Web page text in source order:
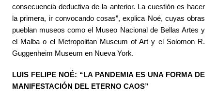
consecuencia deductiva de la anterior. La cuestión es hacer
la primera, ir convocando cosas”, explica Noé, cuyas obras
pueblan museos como el Museo Nacional de Bellas Artes y
el Malba o el Metropolitan Museum of Art y el Solomon R.
Guggenheim Museum en Nueva York.
LUIS FELIPE NOÉ: “LA PANDEMIA ES UNA FORMA DE
MANIFESTACIÓN DEL ETERNO CAOS”